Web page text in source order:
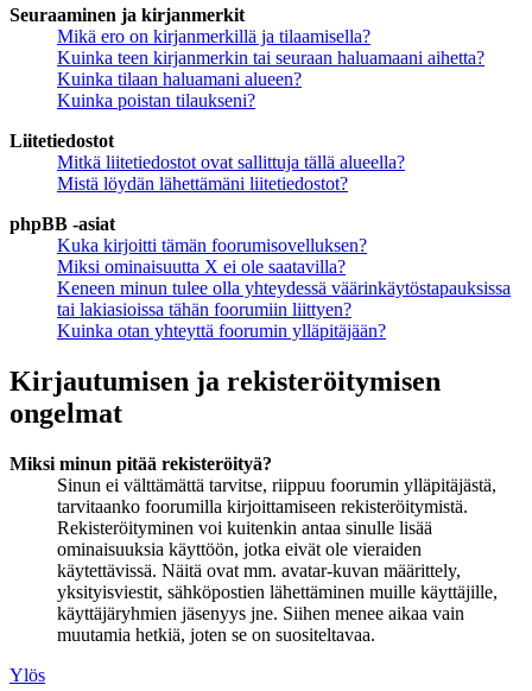
Seuraaminen ja kirjanmerkit
Mikä ero on kirjanmerkillä ja tilaamisella?
Kuinka teen kirjanmerkin tai seuraan haluamaani aihetta?
Kuinka tilaan haluamani alueen?
Kuinka poistan tilaukseni?
Liitetiedostot
Mitkä liitetiedostot ovat sallittuja tällä alueella?
Mistä löydän lähettämäni liitetiedostot?
phpBB -asiat
Kuka kirjoitti tämän foorumisovelluksen?
Miksi ominaisuutta X ei ole saatavilla?
Keneen minun tulee olla yhteydessä väärinkäytöstapauksissa
tai lakiasioissa tähän foorumiin liittyen?
Kuinka otan yhteyttä foorumin ylläpitäjään?
Kirjautumisen ja rekisteröitymisen
ongelmat
Miksi minun pitää rekisteröityä?
Sinun ei välttämättä tarvitse, riippuu foorumin ylläpitäjästä,
tarvitaanko foorumilla kirjoittamiseen rekisteröitymistä.
Rekisteröityminen voi kuitenkin antaa sinulle lisää
ominaisuuksia käyttöön, jotka eivät ole vieraiden
käytettävissä. Näitä ovat mm. avatar-kuvan määrittely,
yksityisviestit, sähköpostien lähettäminen muille käyttäjille,
käyttäjäryhmien jäsenyys jne. Siihen menee aikaa vain
muutamia hetkiä, joten se on suositeltavaa.
Ylös